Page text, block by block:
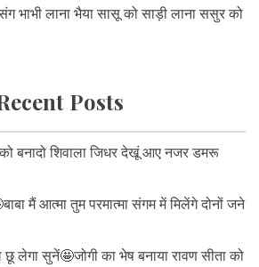
भाभी लाना भैया सासू को साड़ी लाना ससुर को
Posts
बनादो शिवाला जिधर देखूं आए नजर डमरू
मैं आत्मा तुम परमात्मा संगम में मिलेंगे दोनों जने
लेगा सुनें🤩जोगी का भेष बनाया रावण सीता को